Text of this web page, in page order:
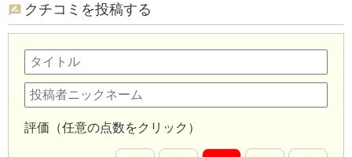
クチコミを投稿する
評価（任意の点数をクリック）